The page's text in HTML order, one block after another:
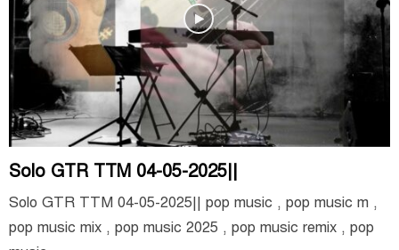
Solo GTR TTM 04-05-2025||
Solo GTR TTM 04-05-2025|| pop music , pop music m ,
pop music mix , pop music 2025 , pop music remix , pop